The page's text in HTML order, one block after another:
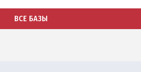
ВСЕ БАЗЫ